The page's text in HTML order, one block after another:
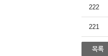
222
221